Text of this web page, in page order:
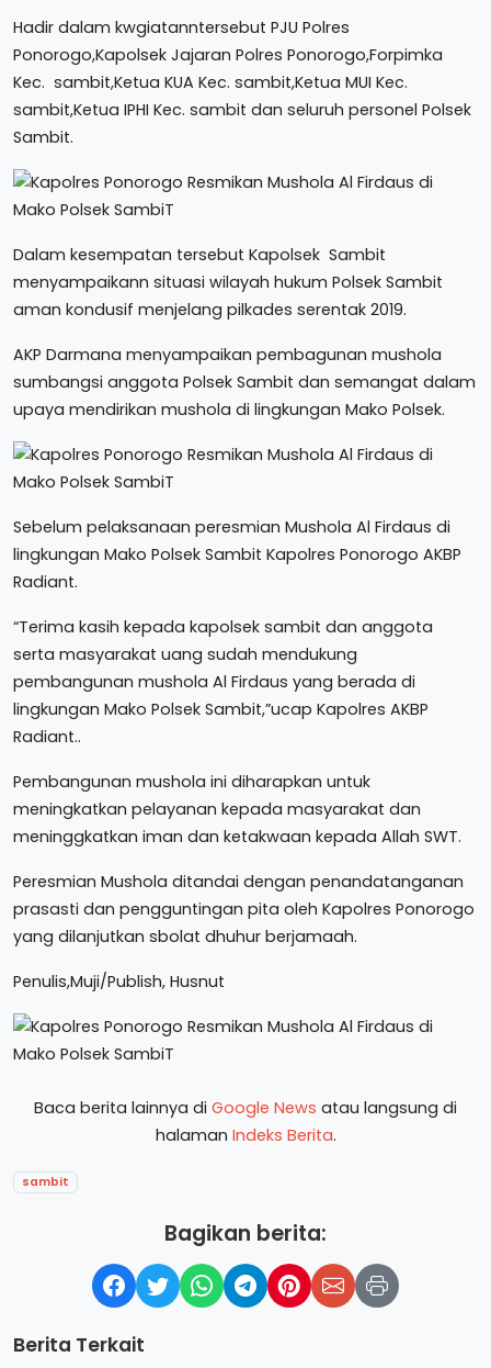
Hadir dalam kwgiatanntersebut PJU Polres
Ponorogo,Kapolsek Jajaran Polres Ponorogo,Forpimka
Kec. sambit,Ketua KUA Kec. sambit,Ketua MUI Kec.
sambit,Ketua IPHI Kec. sambit dan seluruh personel Polsek
Sambit.
Dalam kesempatan tersebut Kapolsek Sambit
menyampaikann situasi wilayah hukum Polsek Sambit
aman kondusif menjelang pilkades serentak 2019.
AKP Darmana menyampaikan pembagunan mushola
sumbangsi anggota Polsek Sambit dan semangat dalam
upaya mendirikan mushola di lingkungan Mako Polsek.
Sebelum pelaksanaan peresmian Mushola Al Firdaus di
lingkungan Mako Polsek Sambit Kapolres Ponorogo AKBP
Radiant.
“Terima kasih kepada kapolsek sambit dan anggota
serta masyarakat uang sudah mendukung
pembangunan mushola Al Firdaus yang berada di
lingkungan Mako Polsek Sambit,”ucap Kapolres AKBP
Radiant..
Pembangunan mushola ini diharapkan untuk
meningkatkan pelayanan kepada masyarakat dan
meninggkatkan iman dan ketakwaan kepada Allah SWT.
Peresmian Mushola ditandai dengan penandatanganan
prasasti dan pengguntingan pita oleh Kapolres Ponorogo
yang dilanjutkan sbolat dhuhur berjamaah.
Penulis,Muji/Publish, Husnut
Baca berita lainnya di Google News atau langsung di
halaman Indeks Berita.
sambit
Bagikan berita:
Berita Terkait